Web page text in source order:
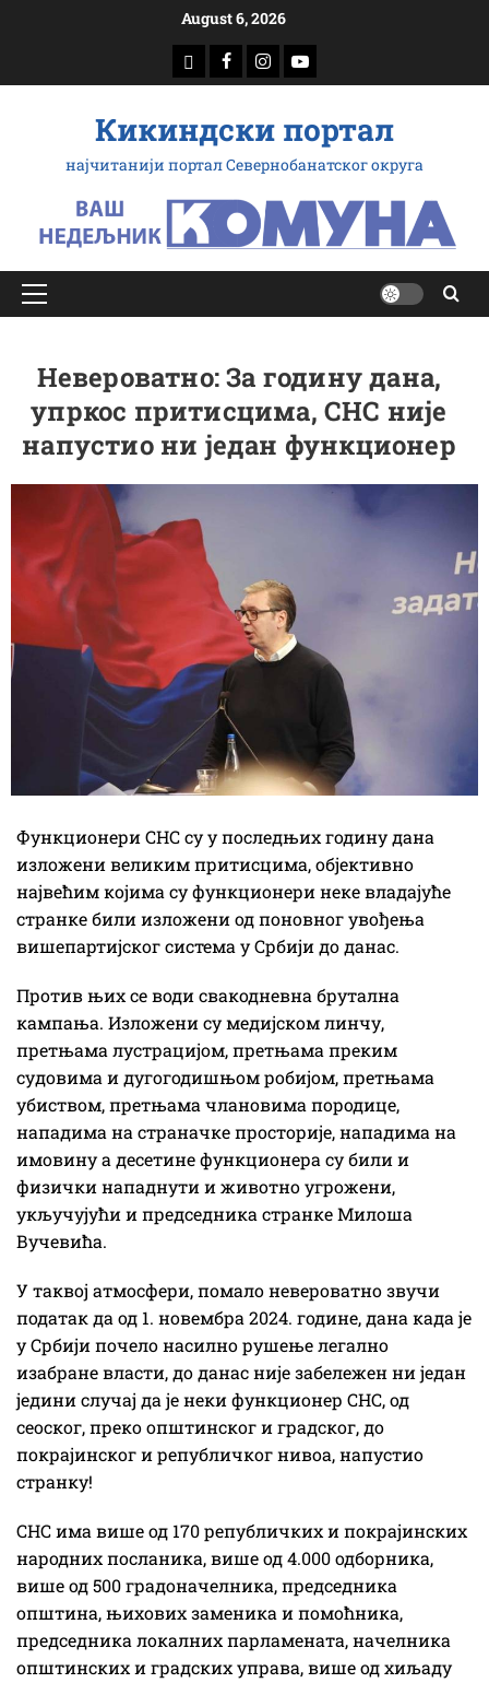
August 6, 2026
доwнлоад
Фацебоок
Инстаграм
Yоутубе
Кикиндски портал
најчитанији портал Севернобанатског округа
Примарy
Невероватно: За годину дана,
упркос притисцима, СНС није
напустио ни један функционер
Функционери СНС су у последњих годину дана
изложени великим притисцима, објективно
највећим којима су функционери неке владајуће
странке били изложени од поновног увођења
вишепартијског система у Србији до данас.
Против њих се води свакодневна брутална
кампања. Изложени су медијском линчу,
претњама лустрацијом, претњама преким
судовима и дугогодишњом робијом, претњама
убиством, претњама члановима породице,
нападима на страначке просторије, нападима на
имовину а десетине функционера су били и
физички нападнути и животно угрожени,
укључујући и председника странке Милоша
Вучевића.
У таквој атмосфери, помало невероватно звучи
податак да од 1. новембра 2024. године, дана када је
у Србији почело насилно рушење легално
изабране власти, до данас није забележен ни један
једини случај да је неки функционер СНС, од
сеоског, преко општинског и градског, до
покрајинског и републичког нивоа, напустио
странку!
СНС има више од 170 републичких и покрајинских
народних посланика, више од 4.000 одборника,
више од 500 градоначелника, председника
општина, њихових заменика и помоћника,
председника локалних парламената, начелника
општинских и градских управа, више од хиљаду